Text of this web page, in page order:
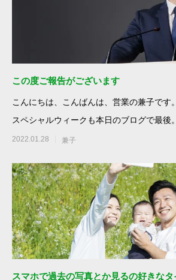
この度ご報告がございます
こんにちは、こんばんは、営業の兼子です
スペシャルウィークも本日のブログで最後
たドラマが終わる
2022.01.28 兼子
スマホで過去の写真とか見るの好きなタ